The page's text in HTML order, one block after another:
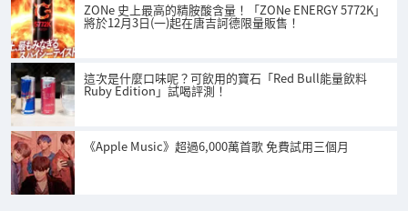
ZONe 史上最高的精胺酸含量！「ZONe ENERGY 5772K」
將於12月3日(一)起在唐吉訶德限量販售！
這次是什麼口味呢？可飲用的寶石「Red Bull能量飲料
Ruby Edition」試喝評測！
《Apple Music》超過6,000萬首歌 免費試用三個月